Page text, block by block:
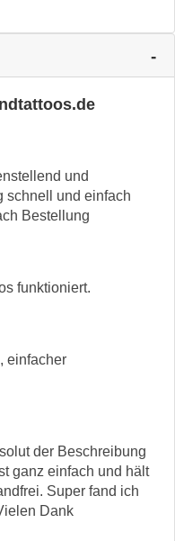
und
schnell und einfach
Bestellung
funktioniert.
einfacher
der Beschreibung
ganz einfach und hält
Super fand ich
Dank